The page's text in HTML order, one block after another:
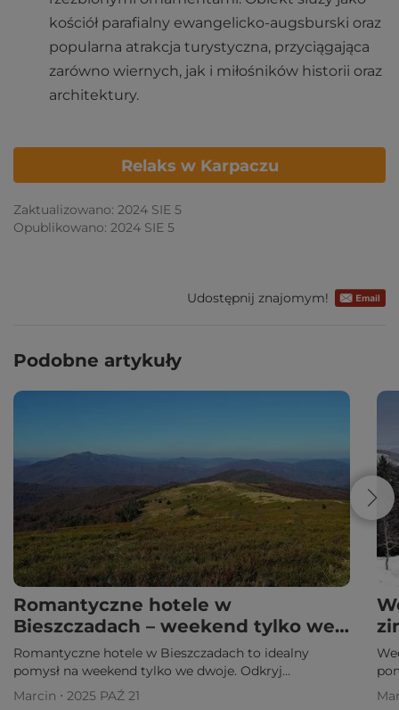
kościół parafialny ewangelicko-augsburski oraz
popularna atrakcja turystyczna, przyciągająca
zarówno wiernych, jak i miłośników historii oraz
architektury.
Relaks w Karpaczu
Zaktualizowano: 2024 SIE 5
Opublikowano: 2024 SIE 5
Udostępnij znajomym!
Podobne artykuły
Romantyczne hotele w
Bieszczadach – weekend tylko we
dwoje
Romantyczne hotele w Bieszczadach to idealny
pomysł na weekend tylko we dwoje. Odkryj
klimatyczne miejsca, relaks i niezapomniane chwile z
Marcin ⋅ 2025 PAŹ 21